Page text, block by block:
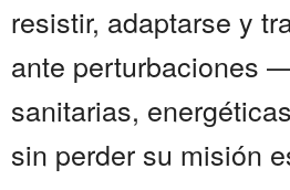
resistir, adaptarse y
ante perturbaciones
sanitarias,
sin perder su misión